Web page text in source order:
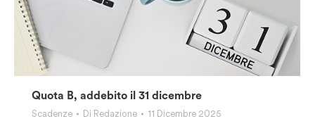
Quota B, addebito il 31 dicembre
Scadenze Di Redazione 11 Dicembre 2025